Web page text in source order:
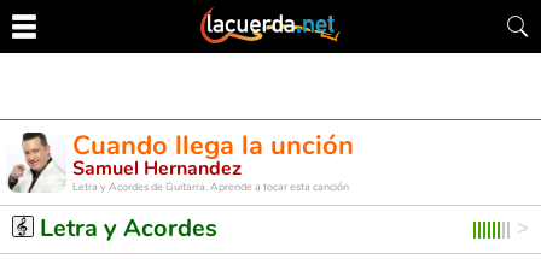
Cuando llega la unción
Samuel Hernandez
Letra y Acordes de Guitarra. Aprende a tocar esta canción
Letra y Acordes